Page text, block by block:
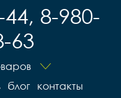
8-980-
63
контакты
блог